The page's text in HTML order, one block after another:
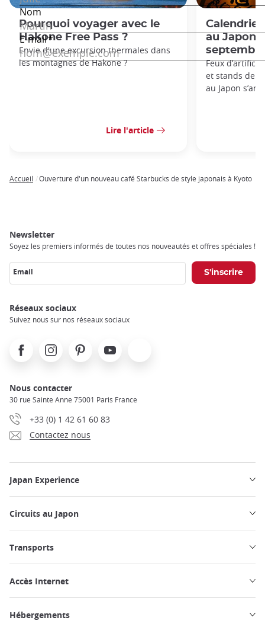
Pourquoi voyager avec le
Hakone Free Pass ?
Envie d'une excursion thermales dans
les montagnes de Hakone ?
Lire l'article
au Japon:
Feux
et stands de
au Japon
Accueil Ouverture d'un nouveau café Starbucks de style japonais à Kyoto
Newsletter
Soyez les premiers informés de toutes nos nouveautés et offres spéciales !
Email
Réseaux sociaux
Suivez nous sur nos réseaux sociaux
FacebookInstagramPinterest Youtube
Nous contacter
30 rue Sainte Anne 75001 Paris France
+33 (0) 1 42 61 60 83
Contactez nous
Japan Experience
Circuits au Japon
Transports
Accès Internet
Hébergements